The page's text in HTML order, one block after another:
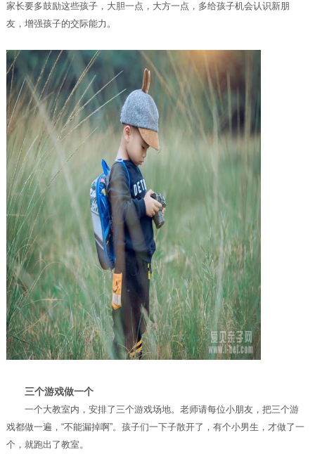
家长要多鼓励这些孩子，大胆一点，大方一点，多给孩子机会认识新朋
友，增强孩子的交际能力。
三个游戏做一个
一个大教室内，安排了三个游戏场地。老师请每位小朋友，把三个游
戏都做一遍，“不能漏掉啊”。孩子们一下子散开了，有个小男生，才做了一
个，就跑出了教室。